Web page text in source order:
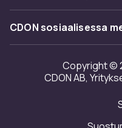
Asiakasarvionnit
Investor relations
Merchant Help Center
CDON sosiaalisessa
Copyright ©
CDON AB,